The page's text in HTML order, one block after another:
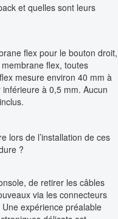
et quelles sont leurs
flex pour le bouton droit,
flex, toutes
mesure environ 40 mm à
à 0,5 mm. Aucun
lors de l’installation de ces
?
de retirer les câbles
via les connecteurs
expérience préalable